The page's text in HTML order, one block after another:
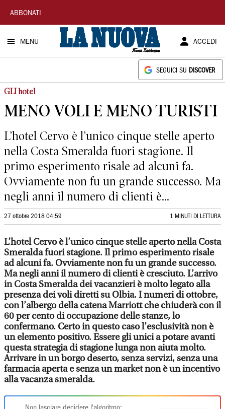
La
Nuova
Sardegna
ABBONATI
MENU ACCEDI
SEGUICI SU DISCOVER
GLI hotel
MENO VOLI E MENO TURISTI
L’hotel Cervo è l’unico cinque stelle aperto
nella Costa Smeralda fuori stagione. Il
primo esperimento risale ad alcuni fa.
Ovviamente non fu un grande successo. Ma
negli anni il numero di clienti è...
27 ottobre 2018 04:59 1 MINUTI DI LETTURA
L’hotel Cervo è l’unico cinque stelle aperto nella Costa
Smeralda fuori stagione. Il primo esperimento risale
ad alcuni fa. Ovviamente non fu un grande successo.
Ma negli anni il numero di clienti è cresciuto. L’arrivo
in Costa Smeralda dei vacanzieri è molto legato alla
presenza dei voli diretti su Olbia. I numeri di ottobre,
con l’albergo della catena Marriott che chiuderà con il
60 per cento di occupazione delle stanze, lo
confermano. Certo in questo caso l’esclusività non è
un elemento positivo. Essere gli unici a potare avanti
questa strategia di stagione lunga non aiuta molto.
Arrivare in un borgo deserto, senza servizi, senza una
farmacia aperta e senza un market non è un incentivo
alla vacanza smeralda.